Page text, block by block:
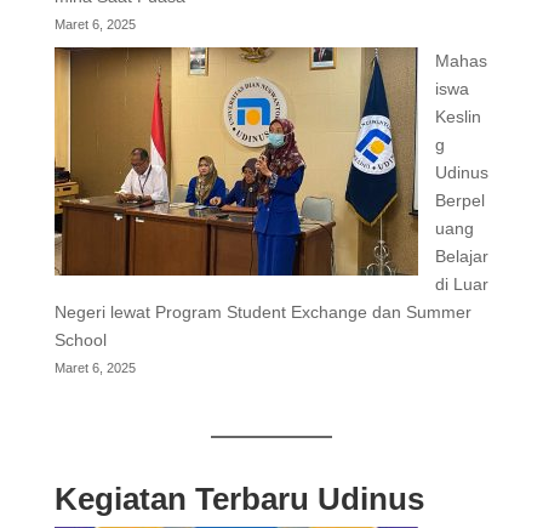
Maret 6, 2025
Mahas
iswa
Keslin
g
Udinus
Berpel
uang
Belajar
di Luar
Negeri lewat Program Student Exchange dan Summer
School
Maret 6, 2025
Kegiatan Terbaru Udinus